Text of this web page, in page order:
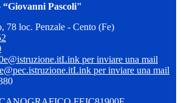
Pascoli"
78 loc. Penzale - Cento (Fe)
Link per inviare una mail
Link per inviare una mail